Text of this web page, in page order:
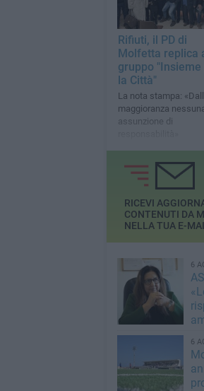
Rifiuti, il PD di
Molfetta replica
gruppo "Insieme
la Città"
La nota stampa:
maggioranza
assunzione di
RICEVI
CONTENUTI DA
NELLA TUA E-
6
6